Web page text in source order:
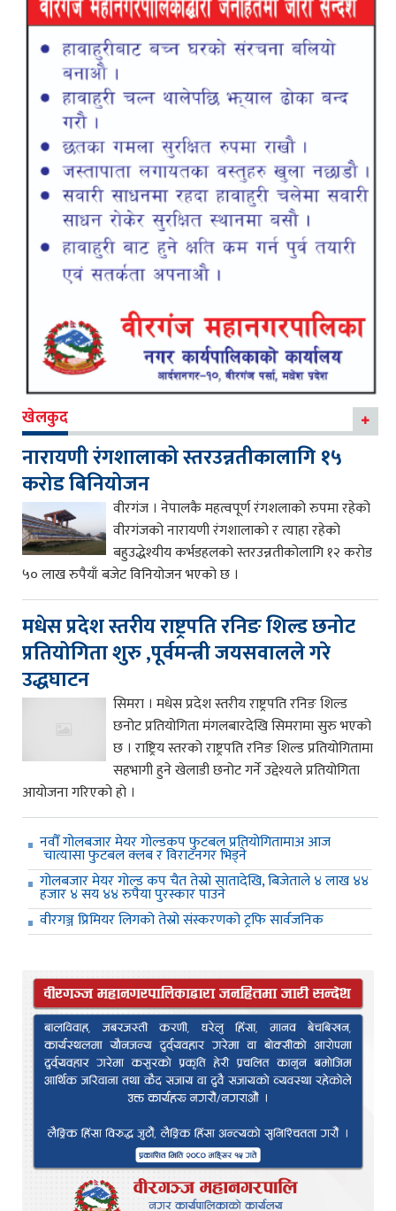
खेलकुद
नारायणी रंगशालाको स्तरउन्नतीकालागि १५
करोड बिनियोजन
वीरगंज । नेपालकै महत्वपूर्ण रंगशलाको रुपमा रहेको
वीरगंजको नारायणी रंगशालाको र त्याहा रहेको
बहुउद्धेश्यीय कर्भडहलको स्तरउन्नतीकोलागि १२ करोड
५० लाख रुपैयाँ बजेट विनियोजन भएको छ ।
मधेस प्रदेश स्तरीय राष्ट्रपति रनिङ शिल्ड छनोट
प्रतियोगिता शुरु ,पूर्वमन्त्री जयसवालले गरे
उद्धघाटन
सिमरा । मधेस प्रदेश स्तरीय राष्ट्रपति रनिङ शिल्ड
छनोट प्रतियोगिता मंगलबारदेखि सिमरामा सुरु भएको
छ । राष्ट्रिय स्तरको राष्ट्रपति रनिङ शिल्ड प्रतियोगितामा
सहभागी हुने खेलाडी छनोट गर्ने उद्देश्यले प्रतियोगिता
आयोजना गरिएको हो ।
नवौँ गोलबजार मेयर गोल्डकप फुटबल प्रतियोगितामाअ आज
चात्यासा फुटबल क्लब र विराटनगर भिड्ने
गोलबजार मेयर गोल्ड कप चैत तेस्रो सातादेखि, बिजेताले ४ लाख ४४
हजार ४ सय ४४ रुपैया पुरस्कार पाउने
वीरगञ्ज प्रिमियर लिगको तेस्रो संस्करणको ट्रफि सार्वजनिक